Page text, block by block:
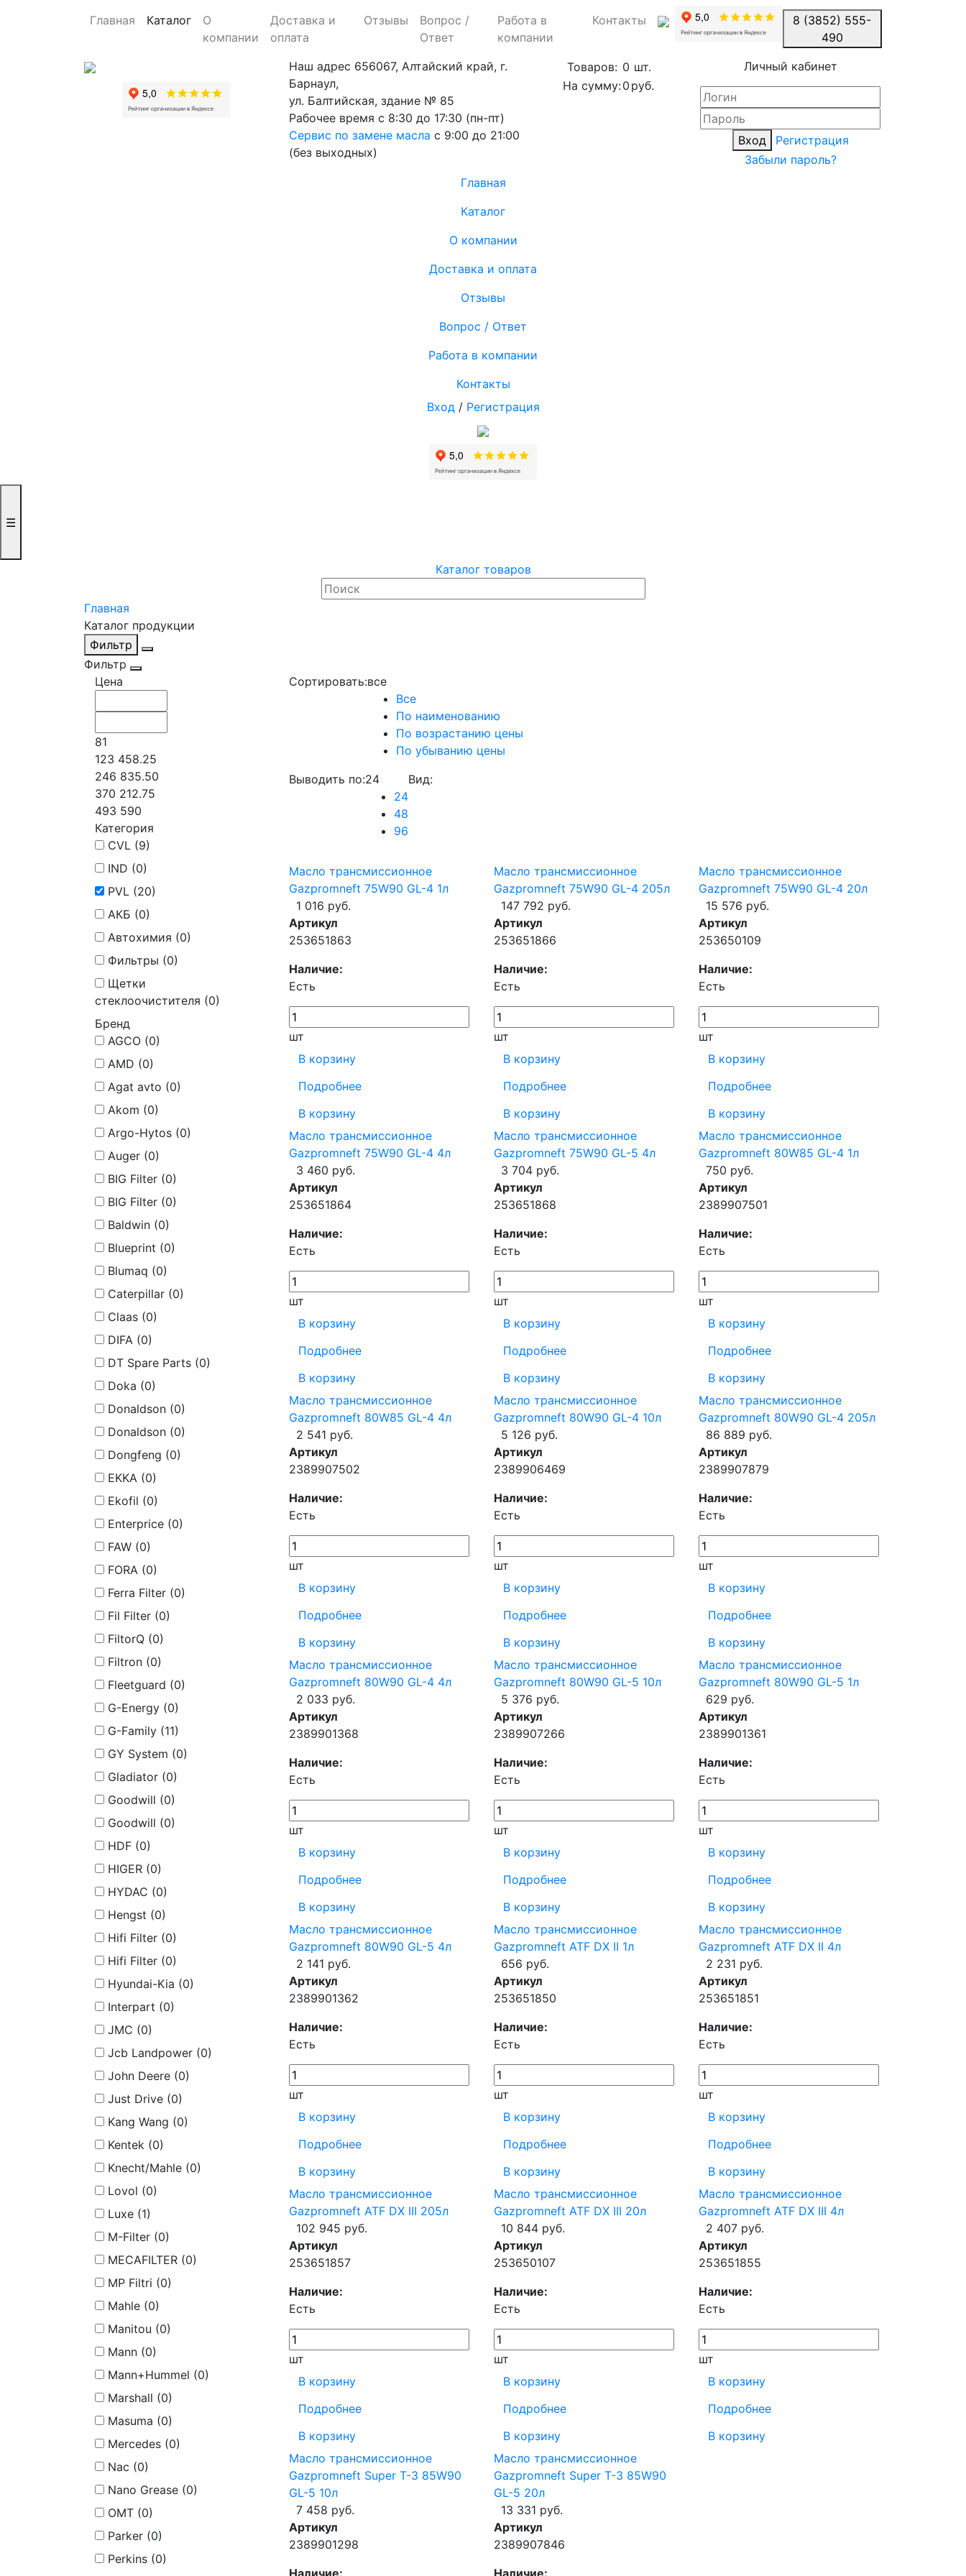
Главная Каталог
О
компании
Доставка и
оплата
Отзывы
Вопрос /
Ответ
Работа в
компании
Контакты
8 (3852) 555-
490
Наш адрес 656067, Алтайский край, г.
Барнаул,
ул. Балтийская, здание № 85
Рабочее время с 8:30 до 17:30 (пн-пт)
Сервис по замене масла с 9:00 до 21:00
(без выходных)
Товаров: 0 шт.
На сумму:0 руб.
Личный кабинет
Вход
Регистрация
Забыли пароль?
Главная
Каталог
О компании
Доставка и оплата
Отзывы
Вопрос / Ответ
Работа в компании
Контакты
Вход/ Регистрация
☰
Каталог товаров
Главная
Каталог продукции
Фильтр
Фильтр
Цена
81
123 458.25
246 835.50
370 212.75
493 590
Категория
CVL (9)
IND (0)
PVL (20)
АКБ (0)
Автохимия (0)
Фильтры (0)
Щетки
стеклоочистителя (0)
Бренд
AGCO (0)
AMD (0)
Agat avto (0)
Akom (0)
Argo-Hytos (0)
Auger (0)
BIG Filter (0)
BIG Filter (0)
Baldwin (0)
Blueprint (0)
Blumaq (0)
Caterpillar (0)
Claas (0)
DIFA (0)
DT Spare Parts (0)
Doka (0)
Donaldson (0)
Donaldson (0)
Dongfeng (0)
EKKA (0)
Ekofil (0)
Enterprice (0)
FAW (0)
FORA (0)
Ferra Filter (0)
Fil Filter (0)
FiltorQ (0)
Filtron (0)
Fleetguard (0)
G-Energy (0)
G-Family (11)
GY System (0)
Gladiator (0)
Goodwill (0)
Goodwill (0)
HDF (0)
HIGER (0)
HYDAC (0)
Hengst (0)
Hifi Filter (0)
Hifi Filter (0)
Hyundai-Kia (0)
Interpart (0)
JMC (0)
Jcb Landpower (0)
John Deere (0)
Just Drive (0)
Kang Wang (0)
Kentek (0)
Knecht/Mahle (0)
Lovol (0)
Luxe (1)
M-Filter (0)
MECAFILTER (0)
MP Filtri (0)
Mahle (0)
Manitou (0)
Mann (0)
Mann+Hummel (0)
Marshall (0)
Masuma (0)
Mercedes (0)
Nac (0)
Nano Grease (0)
OMT (0)
Parker (0)
Perkins (0)
Сортировать:все
Все
По наименованию
По возрастанию цены
По убыванию цены
Выводить по:24
24
48
96
Вид:
Масло трансмиссионное
Gazpromneft 75W90 GL-4 1л
1 016 руб.
Артикул
253651863
Наличие:
Есть
шт
В корзину
Подробнее
В корзину
Масло трансмиссионное
Gazpromneft 75W90 GL-4 205л
147 792 руб.
Артикул
253651866
Наличие:
Есть
шт
В корзину
Подробнее
В корзину
Масло трансмиссионное
Gazpromneft 75W90 GL-4 20л
15 576 руб.
Артикул
253650109
Наличие:
Есть
шт
В корзину
Подробнее
В корзину
Масло трансмиссионное
Gazpromneft 75W90 GL-4 4л
3 460 руб.
Артикул
253651864
Наличие:
Есть
шт
В корзину
Подробнее
В корзину
Масло трансмиссионное
Gazpromneft 75W90 GL-5 4л
3 704 руб.
Артикул
253651868
Наличие:
Есть
шт
В корзину
Подробнее
В корзину
Масло трансмиссионное
Gazpromneft 80W85 GL-4 1л
750 руб.
Артикул
2389907501
Наличие:
Есть
шт
В корзину
Подробнее
В корзину
Масло трансмиссионное
Gazpromneft 80W85 GL-4 4л
2 541 руб.
Артикул
2389907502
Наличие:
Есть
шт
В корзину
Подробнее
В корзину
Масло трансмиссионное
Gazpromneft 80W90 GL-4 10л
5 126 руб.
Артикул
2389906469
Наличие:
Есть
шт
В корзину
Подробнее
В корзину
Масло трансмиссионное
Gazpromneft 80W90 GL-4 205л
86 889 руб.
Артикул
2389907879
Наличие:
Есть
шт
В корзину
Подробнее
В корзину
Масло трансмиссионное
Gazpromneft 80W90 GL-4 4л
2 033 руб.
Артикул
2389901368
Наличие:
Есть
шт
В корзину
Подробнее
В корзину
Масло трансмиссионное
Gazpromneft 80W90 GL-5 10л
5 376 руб.
Артикул
2389907266
Наличие:
Есть
шт
В корзину
Подробнее
В корзину
Масло трансмиссионное
Gazpromneft 80W90 GL-5 1л
629 руб.
Артикул
2389901361
Наличие:
Есть
шт
В корзину
Подробнее
В корзину
Масло трансмиссионное
Gazpromneft 80W90 GL-5 4л
2 141 руб.
Артикул
2389901362
Наличие:
Есть
шт
В корзину
Подробнее
В корзину
Масло трансмиссионное
Gazpromneft ATF DX II 1л
656 руб.
Артикул
253651850
Наличие:
Есть
шт
В корзину
Подробнее
В корзину
Масло трансмиссионное
Gazpromneft ATF DX II 4л
2 231 руб.
Артикул
253651851
Наличие:
Есть
шт
В корзину
Подробнее
В корзину
Масло трансмиссионное
Gazpromneft ATF DX III 205л
102 945 руб.
Артикул
253651857
Наличие:
Есть
шт
В корзину
Подробнее
В корзину
Масло трансмиссионное
Gazpromneft ATF DX III 20л
10 844 руб.
Артикул
253650107
Наличие:
Есть
шт
В корзину
Подробнее
В корзину
Масло трансмиссионное
Gazpromneft ATF DX III 4л
2 407 руб.
Артикул
253651855
Наличие:
Есть
шт
В корзину
Подробнее
В корзину
Масло трансмиссионное
Gazpromneft Super T-3 85W90
GL-5 10л
7 458 руб.
Артикул
2389901298
Масло трансмиссионное
Gazpromneft Super T-3 85W90
GL-5 20л
13 331 руб.
Артикул
2389907846